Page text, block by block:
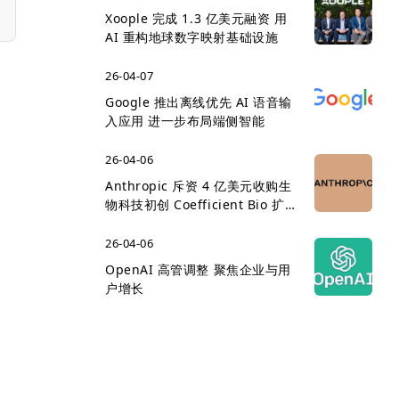
Xoople 完成 1.3 亿美元融资 用
AI 重构地球数字映射基础设施
26-04-07
Google 推出离线优先 AI 语音输
入应用 进一步布局端侧智能
26-04-06
Anthropic 斥资 4 亿美元收购生
物科技初创 Coefficient Bio 扩
26-04-06
OpenAI 高管调整 聚焦企业与用
户增长